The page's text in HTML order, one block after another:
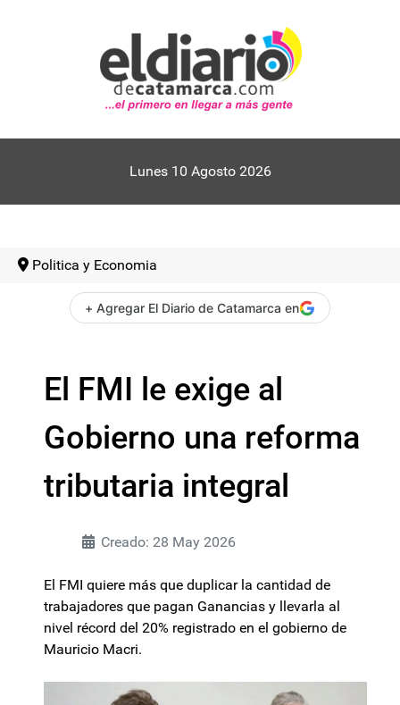
Lunes 10 Agosto 2026
Politica y Economia
+ Agregar El Diario de Catamarca en
El FMI le exige al
Gobierno una reforma
tributaria integral
Creado: 28 May 2026
El FMI quiere más que duplicar la cantidad de
trabajadores que pagan Ganancias y llevarla al
nivel récord del 20% registrado en el gobierno de
Mauricio Macri.